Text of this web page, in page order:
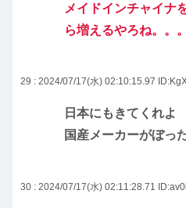
メイドインチャイナ
ら増えるやろね。。。
29 : 2024/07/17(水) 02:10:15.97
日本にもきてくれよ
国産メーカーがぼっ
30 : 2024/07/17(水) 02:11:28.71